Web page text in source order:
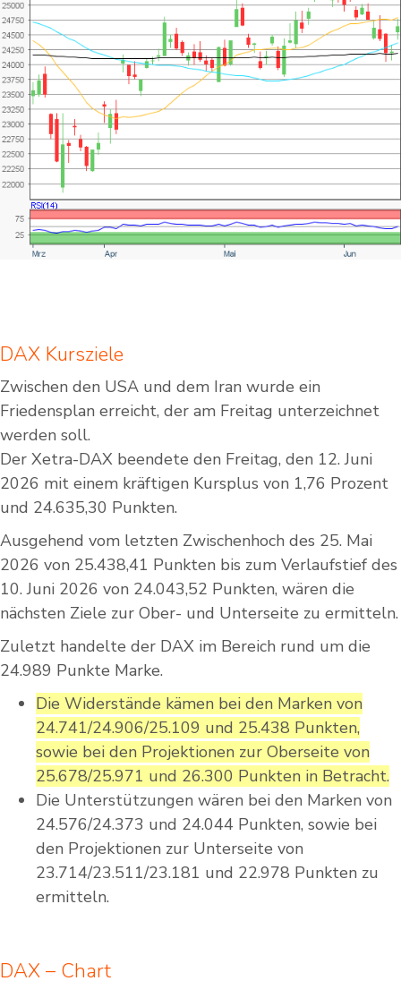
DAX Kursziele
Zwischen den USA und dem Iran wurde ein
Friedensplan erreicht, der am Freitag unterzeichnet
werden soll.
Der Xetra-DAX beendete den Freitag, den 12. Juni
2026 mit einem kräftigen Kursplus von 1,76 Prozent
und 24.635,30 Punkten.
Ausgehend vom letzten Zwischenhoch des 25. Mai
2026 von 25.438,41 Punkten bis zum Verlaufstief des
10. Juni 2026 von 24.043,52 Punkten, wären die
nächsten Ziele zur Ober- und Unterseite zu ermitteln.
Zuletzt handelte der DAX im Bereich rund um die
24.989 Punkte Marke.
Die Widerstände kämen bei den Marken von
24.741/24.906/25.109 und 25.438 Punkten,
sowie bei den Projektionen zur Oberseite von
25.678/25.971 und 26.300 Punkten in Betracht.
Die Unterstützungen wären bei den Marken von
24.576/24.373 und 24.044 Punkten, sowie bei
den Projektionen zur Unterseite von
23.714/23.511/23.181 und 22.978 Punkten zu
ermitteln.
DAX – Chart